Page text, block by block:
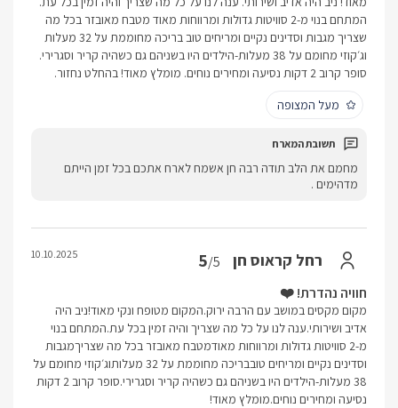
המתחם בנוי מ-2 סוויטות גדולות ומרווחות מאוד מטבח מאובזר בכל מה
שצריך מגבות וסדינים נקיים ומריחים טוב בריכה מחוממת על 32 מעלות
וג׳קוזי מחומם על 38 מעלות-הילדים היו בשניהם גם כשהיה קריר וסגרירי.
סופר קרוב 2 דקות נסיעה ומחירים נוחים. מומלץ מאוד! בהחלט נחזור.
מעל המצופה
מחמם את הלב תודה רבה חן אשמח לארח אתכם בכל זמן הייתם
מדהימים .
רחל קראוס חן 5/5
10.10.2025
חוויה נהדרת! ❤️
מקום מקסים במושב עם הרבה ירוק.המקום מטופח ונקי מאוד!ניב היה
אדיב ושירותי.ענה לנו על כל מה שצריך והיה זמין בכל עת.המתחם בנוי
מ-2 סוויטות גדולות ומרווחות מאודמטבח מאובזר בכל מה שצריךמגבות
וסדינים נקיים ומריחים טובבריכה מחוממת על 32 מעלותוג׳קוזי מחומם על
38 מעלות-הילדים היו בשניהם גם כשהיה קריר וסגרירי.סופר קרוב 2 דקות
נסיעה ומחירים נוחים.מומלץ מאוד!